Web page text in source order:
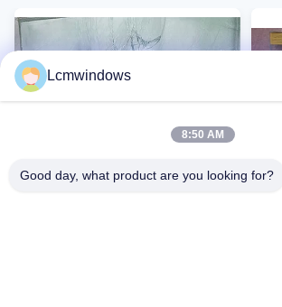
Lcmwindows
8:50 AM
Good day, what product are you looking for?